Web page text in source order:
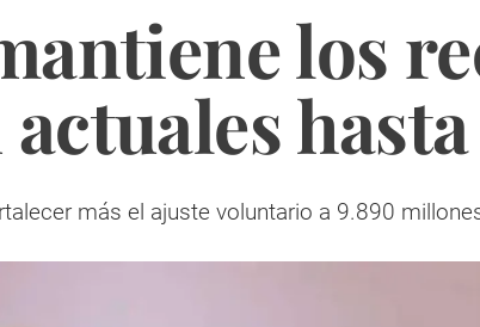
los
más el ajuste voluntario a 9.890